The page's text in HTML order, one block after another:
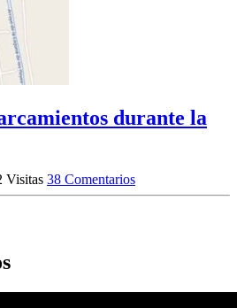
durante la
Visitas 38 Comentarios